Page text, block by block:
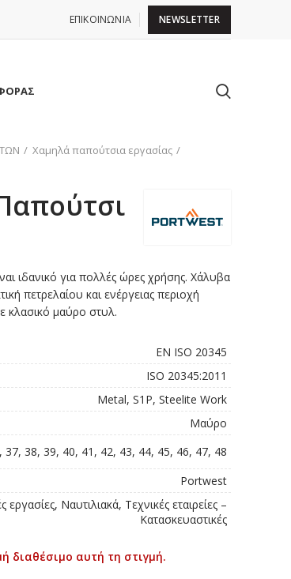
ΕΠΙΚΟΙΝΩΝΙΑ NEWSLETTER
Χαμηλά παπούτσια εργασίας
ιδανικό για πολλές ώρες χρήσης. Χάλυβα
πετρελαίου και ενέργειας περιοχή
κλασικό μαύρο στυλ.
EN ISO 20345
ISO 20345:2011
Metal, S1P, Steelite Work
Μαύρο
37, 38, 39, 40, 41, 42, 43, 44, 45, 46, 47, 48
Portwest
εργασίες, Ναυτιλιακά, Τεχνικές εταιρείες –
Κατασκευαστικές
διαθέσιμο αυτή τη στιγμή.